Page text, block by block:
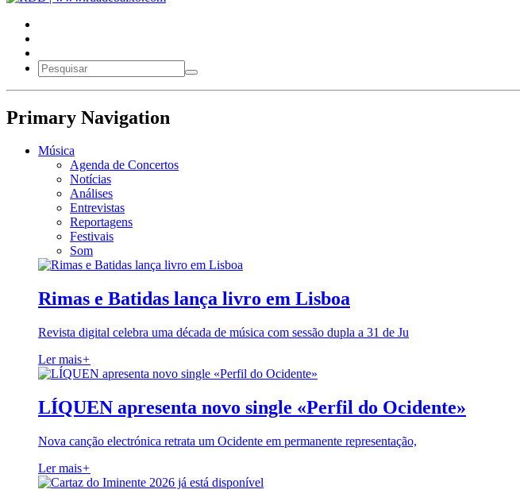
Primary Navigation
Música
Agenda de Concertos
Notícias
Análises
Entrevistas
Reportagens
Festivais
Som
Rimas e Batidas lança livro em Lisboa
Revista digital celebra uma década de música com sessão dupla a 31 de Ju
Ler mais+
LÍQUEN apresenta novo single «Perfil do Ocidente»
Nova canção electrónica retrata um Ocidente em permanente representação,
Ler mais+